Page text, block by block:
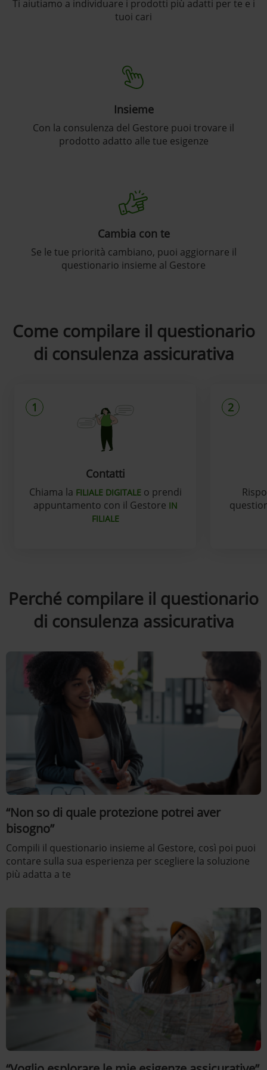
Ti aiutiamo a individuare i prodotti più adatti per te e i
tuoi cari
Insieme
Con la consulenza del Gestore puoi trovare il
prodotto adatto alle tue esigenze
Cambia con te
Se le tue priorità cambiano, puoi aggiornare il
questionario insieme al Gestore
Come compilare il questionario
di consulenza assicurativa
1
Contatti
Chiama la FILIALE DIGITALEo prendi
appuntamento con il Gestore IN
FILIALE
2
Perché compilare il questionario
di consulenza assicurativa
“Non so di quale protezione potrei aver
bisogno”
Compili il questionario insieme al Gestore, così poi puoi
contare sulla sua esperienza per scegliere la soluzione
più adatta a te